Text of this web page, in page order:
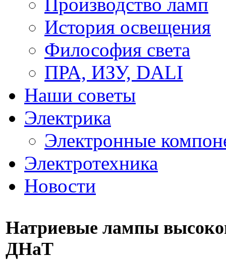
История освещения
Философия света
ПРА, ИЗУ, DALI
Наши советы
Электрика
Электронные
Электротехника
Новости
Натриевые лампы
ДНаТ